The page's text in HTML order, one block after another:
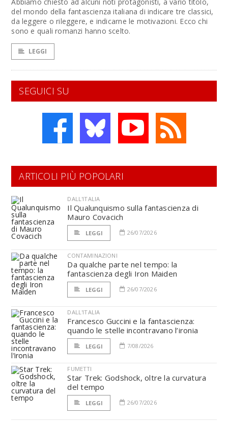
del mondo della fantascienza italiana di indicare tre classici,
da leggere o rileggere, e indicarne le motivazioni. Ecco chi
sono e quali romanzi hanno scelto.
LEGGI
SEGUICI SU
ARTICOLI PIÙ POPOLARI
DALL'ITALIA
Il Qualunquismo sulla fantascienza di
Mauro Covacich
LEGGI 26/07/2026
CONTAMINAZIONI
Da qualche parte nel tempo: la
fantascienza degli Iron Maiden
LEGGI 26/07/2026
DALL'ITALIA
Francesco Guccini e la fantascienza:
quando le stelle incontravano l’ironia
LEGGI 7/08/2026
FUMETTI
Star Trek: Godshock, oltre la curvatura
del tempo
LEGGI 26/07/2026